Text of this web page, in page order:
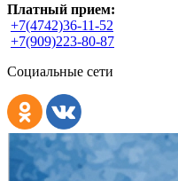
Платный прием:
+7(4742)36-11-52
+7(909)223-80-87
Социальные сети